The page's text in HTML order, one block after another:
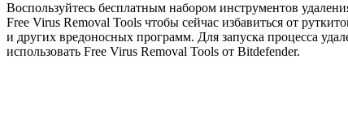
Воспользуйтесь бесплатным набором инструментов
Free Virus Removal Tools чтобы сейчас избавиться от
и других вредоносных программ. Для запуска процесса
использовать Free Virus Removal Tools от Bitdefender.